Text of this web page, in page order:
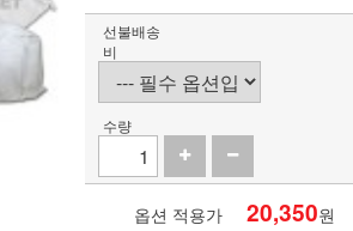
선불배송
비
수량
옵션 적용가 20,350원